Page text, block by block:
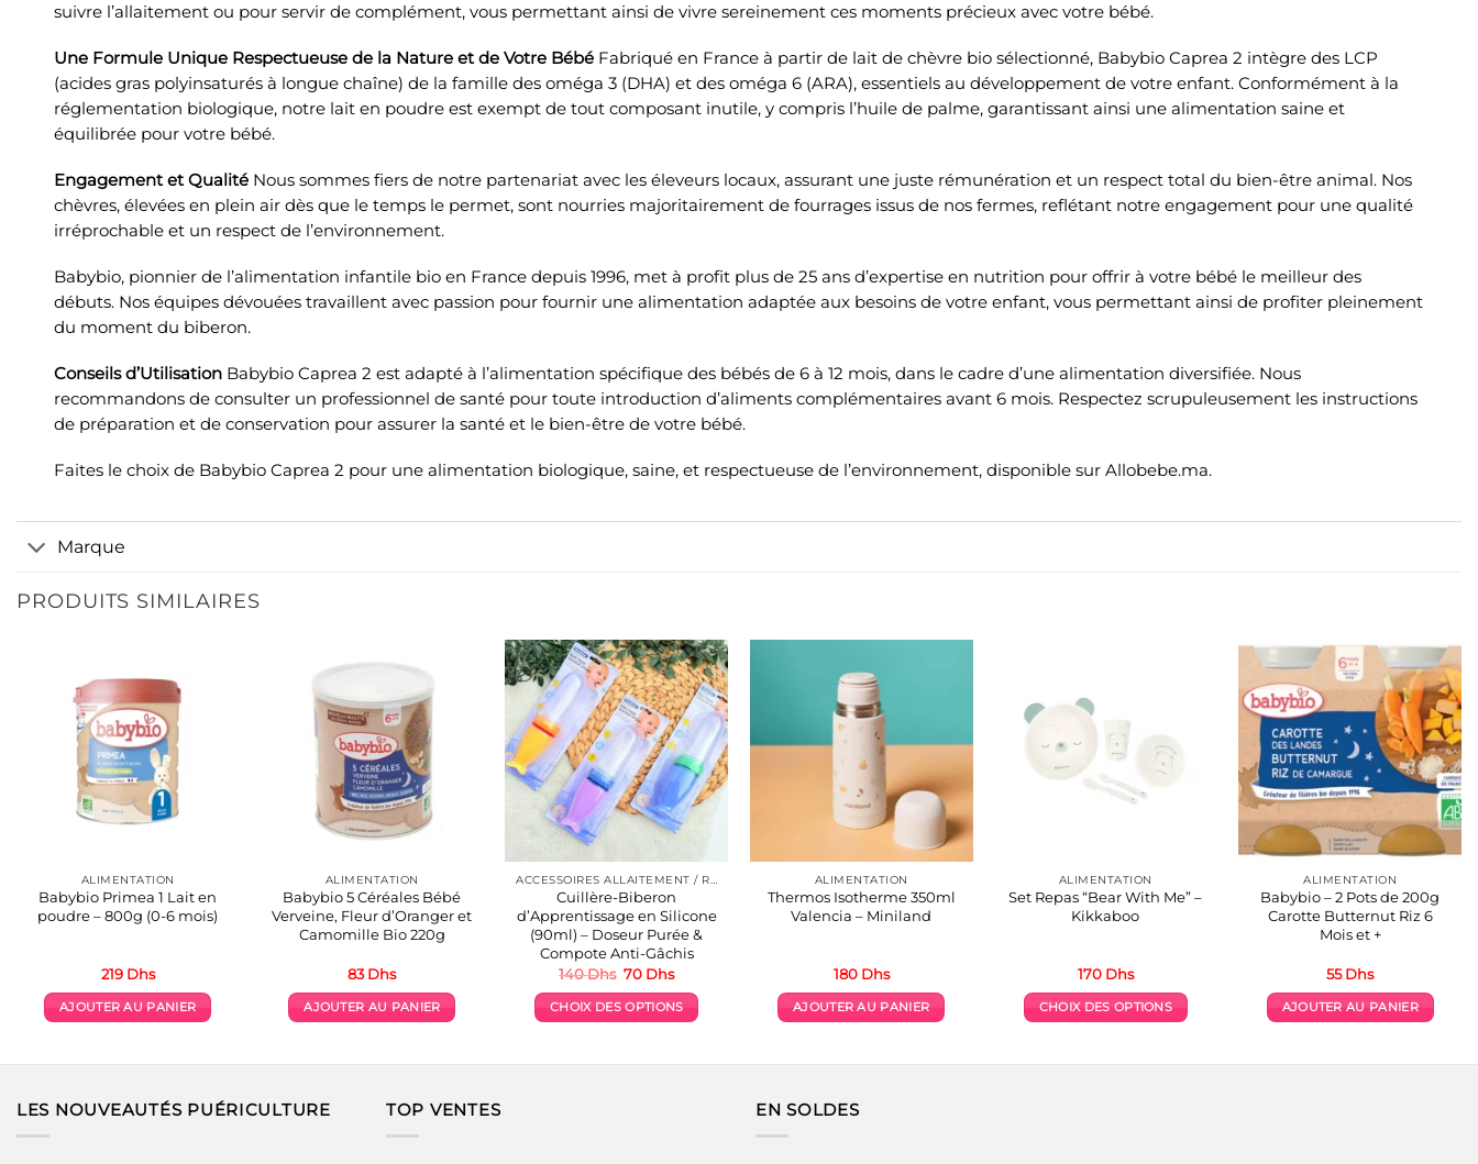
suivre l’allaitement ou pour servir de complément, vous permettant ainsi de vivre sereinement ces moments précieux avec votre bébé.
Une Formule Unique Respectueuse de la Nature et de Votre BébéFabriqué en France à partir de lait de chèvre bio sélectionné, Babybio Caprea 2 intègre des LCP
(acides gras polyinsaturés à longue chaîne) de la famille des oméga 3 (DHA) et des oméga 6 (ARA), essentiels au développement de votre enfant. Conformément à la
réglementation biologique, notre lait en poudre est exempt de tout composant inutile, y compris l’huile de palme, garantissant ainsi une alimentation saine et
équilibrée pour votre bébé.
Engagement et QualitéNous sommes fiers de notre partenariat avec les éleveurs locaux, assurant une juste rémunération et un respect total du bien-être animal. Nos
chèvres, élevées en plein air dès que le temps le permet, sont nourries majoritairement de fourrages issus de nos fermes, reflétant notre engagement pour une qualité
irréprochable et un respect de l’environnement.
Babybio, pionnier de l’alimentation infantile bio en France depuis 1996, met à profit plus de 25 ans d’expertise en nutrition pour offrir à votre bébé le meilleur des
débuts. Nos équipes dévouées travaillent avec passion pour fournir une alimentation adaptée aux besoins de votre enfant, vous permettant ainsi de profiter pleinement
du moment du biberon.
Conseils d’UtilisationBabybio Caprea 2 est adapté à l’alimentation spécifique des bébés de 6 à 12 mois, dans le cadre d’une alimentation diversifiée. Nous
recommandons de consulter un professionnel de santé pour toute introduction d’aliments complémentaires avant 6 mois. Respectez scrupuleusement les instructions
de préparation et de conservation pour assurer la santé et le bien-être de votre bébé.
Faites le choix de Babybio Caprea 2 pour une alimentation biologique, saine, et respectueuse de l’environnement, disponible sur Allobebe.ma.
Marque
PRODUITS SIMILAIRES
ALIMENTATION
Babybio Primea 1 Lait en
poudre – 800g (0-6 mois)
219 Dhs
AJOUTER AU PANIER
ALIMENTATION
Babybio 5 Céréales Bébé
Verveine, Fleur d’Oranger et
Camomille Bio 220g
83Dhs
AJOUTER AU PANIER
Cuillère-Biberon
d’Apprentissage en Silicone
(90ml) – Doseur Purée &
Compote Anti-Gâchis
140Dhs Le
initial
était :
70 DhsLe
actuel
est :
CHOIX DES OPTIONS
ALIMENTATION
Thermos Isotherme 350ml
Valencia – Miniland
180 Dhs
AJOUTER AU PANIER
ALIMENTATION
Set Repas “Bear With Me” –
Kikkaboo
170 Dhs
CHOIX DES OPTIONS
ALIMENTATION
Babybio – 2 Pots de 200g
Carotte Butternut Riz 6
Mois et +
55Dhs
AJOUTER AU PANIER
LES NOUVEAUTÉS PUÉRICULTURE TOP VENTES EN SOLDES